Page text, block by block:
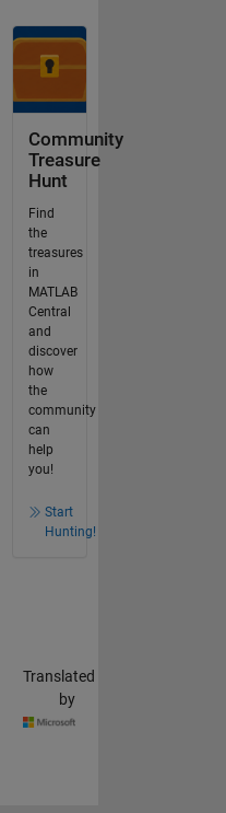
Community
Treasure
Hunt
Find
the
treasures
in
MATLAB
Central
and
discover
how
the
community
can
help
you!
Start
Hunting!
Translated
by